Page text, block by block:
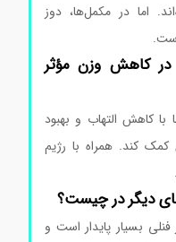
در مکمل‌ها، دوز
در کاهش وزن مؤثر
التهاب و بهبود
کند. همراه با رژیم
بسیار پایدار است و